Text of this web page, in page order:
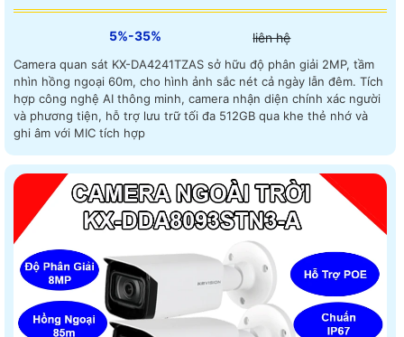
5%-35% liên hệ
Camera quan sát KX-DA4241TZAS sở hữu độ phân giải 2MP, tầm
nhìn hồng ngoại 60m, cho hình ảnh sắc nét cả ngày lẫn đêm. Tích
hợp công nghệ AI thông minh, camera nhận diện chính xác người
và phương tiện, hỗ trợ lưu trữ tối đa 512GB qua khe thẻ nhớ và
ghi âm với MIC tích hợp